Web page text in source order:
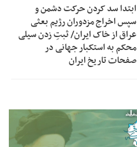
ابتدا سد کردن حرکت دشمن و
سپس اخراج مزدوران رژیم بعثی
عراق از خاک ایران/ ثبتِ زدن سیلی
محکم به استکبار جهانی در
صفحات تاریخ ایران